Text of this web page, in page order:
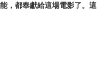
望。 《拚公義，沒有
、低匯率、犧牲農業
，熬到學歷就有飯碗；
們不能再姑息。 《華
勢，學習真誠尊重的
可能成功」的願景，
，都奉獻給這場電影了。